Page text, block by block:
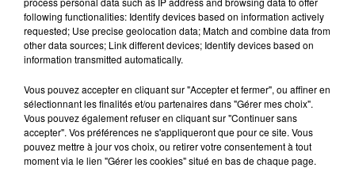
Futuroscope Xperiences !
Le Duel - Gagnez votre balade
en jet ski !
following functionalities: Identify devices based on information actively
requested; Use precise geolocation data; Match and combine data from
other data sources; Link different devices; Identify devices based on
information transmitted automatically.
Vous pouvez accepter en cliquant sur "Accepter et fermer", ou affiner en
sélectionnant les finalités et/ou partenaires dans "Gérer mes choix".
Vous pouvez également refuser en cliquant sur "Continuer sans
accepter". Vos préférences ne s'appliqueront que pour ce site. Vous
pouvez mettre à jour vos choix, ou retirer votre consentement à tout
moment via le lien "Gérer les cookies" situé en bas de chaque page.